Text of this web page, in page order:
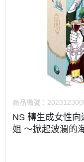
商品編號：
NS 轉生成女性
姐 ～掀起波瀾的